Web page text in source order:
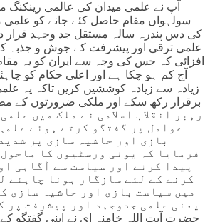
آپ نے علمی میدان کی عالمی رینکنگ
سولہواں مقام حاصل کئے جانے کو علمی
کی دس پندرہ سالہ مستقل جد وجہد قرار
علمی ترقی اور پیشرفت کے جوش و جذبہ
افزائی کہ جس کی وجہ سے ایران کو یہ
آج کم ہو چکا ہے اور اعلی حکام کو
زیادہ سے زیادہ کوششیں کریں تاکہ یہ
برقرار رکھ سکے اور ملکی ضرورتوں کے
رہبر انقلاب اسلامی نے ملک میں
عوامل پر گفتگو کرتے ہوئے
بازی اور حاشیہ سازی پر
فرمایا کہ یونی ورسٹیوں کا
پیدا کرنے اور سیاست سے آگاہی
کرنے کے لئے سازگار ہونا چاہئے
میں سیاست بازی اور حاشیہ سازی
یعنی علمی جدوجہد اور پیشرفت پر
حضرت آیت اللہ خامنہ ای نے اپنی گفتگو